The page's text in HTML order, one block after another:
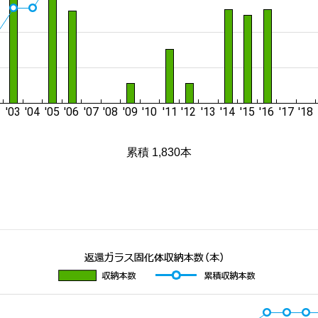
累積 1,830本